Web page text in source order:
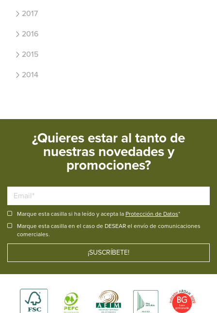
2017
2016
2015
2014
¿Quieres estar al tanto de
nuestras novedades y
promociones?
Marque esta casilla si ha leído y acepta la Protección de Datos*
Marque esta casilla en el caso de DESEAR el envío de comunicaciones
comerciales.